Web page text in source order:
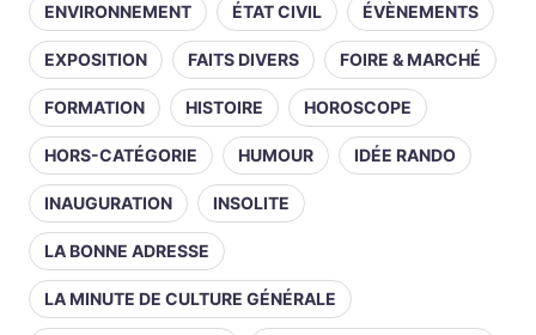
ENVIRONNEMENT ÉTAT CIVIL ÉVÈNEMENTS
EXPOSITION FAITS DIVERS FOIRE & MARCHÉ
FORMATION HISTOIRE HOROSCOPE
HORS-CATÉGORIE HUMOUR IDÉE RANDO
INAUGURATION INSOLITE
LA BONNE ADRESSE
LA MINUTE DE CULTURE GÉNÉRALE